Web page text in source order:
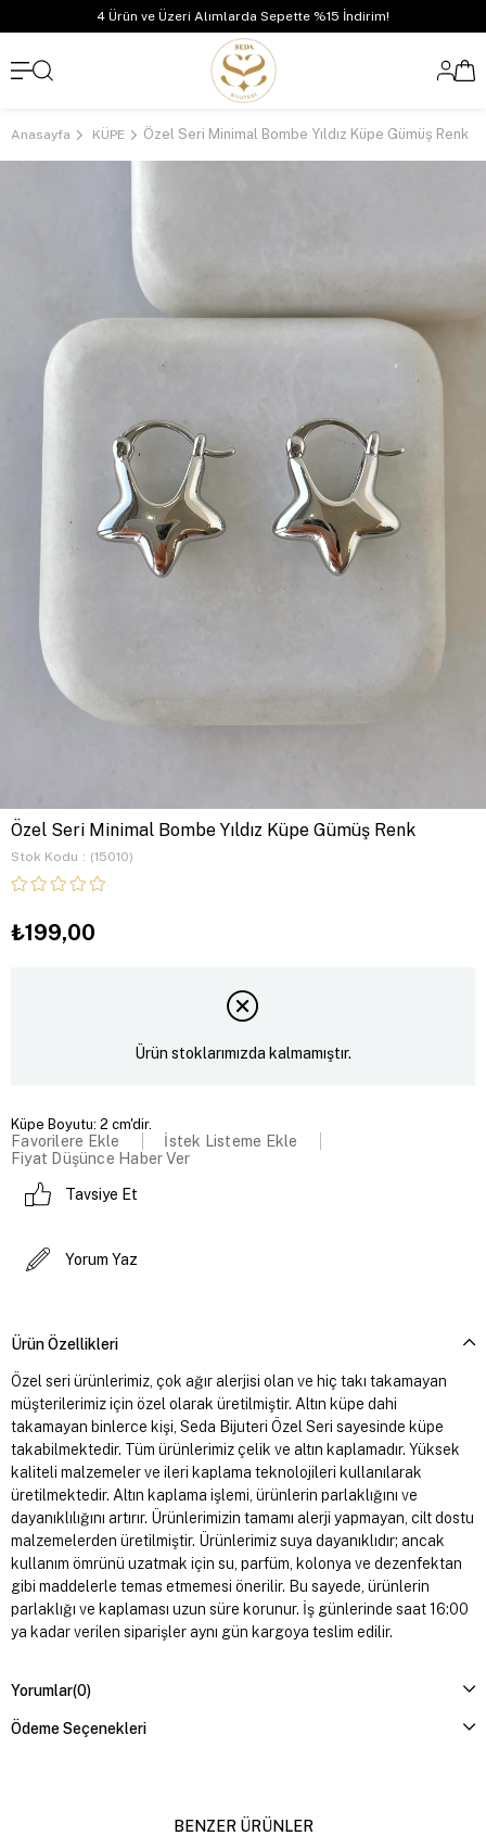
4 Ürün ve Üzeri Alımlarda Sepette %15 İndirim!
Anasayfa KÜPE Özel Seri Minimal Bombe Yıldız Küpe Gümüş Renk
Özel Seri Minimal Bombe Yıldız Küpe Gümüş Renk
Stok Kodu (15010)
₺199,00
Ürün stoklarımızda kalmamıştır.
Küpe Boyutu: 2 cm'dir.
Favorilere Ekle
İstek Listeme Ekle
Fiyat Düşünce Haber Ver
Tavsiye Et
Yorum Yaz
Ürün Özellikleri
Özel seri ürünlerimiz, çok ağır alerjisi olan ve hiç takı takamayan
müşterilerimiz için özel olarak üretilmiştir. Altın küpe dahi
takamayan binlerce kişi, Seda Bijuteri Özel Seri sayesinde küpe
takabilmektedir. Tüm ürünlerimiz çelik ve altın kaplamadır. Yüksek
kaliteli malzemeler ve ileri kaplama teknolojileri kullanılarak
üretilmektedir. Altın kaplama işlemi, ürünlerin parlaklığını ve
dayanıklılığını artırır. Ürünlerimizin tamamı alerji yapmayan, cilt dostu
malzemelerden üretilmiştir. Ürünlerimiz suya dayanıklıdır; ancak
kullanım ömrünü uzatmak için su, parfüm, kolonya ve dezenfektan
gibi maddelerle temas etmemesi önerilir. Bu sayede, ürünlerin
parlaklığı ve kaplaması uzun süre korunur. İş günlerinde saat 16:00
ya kadar verilen siparişler aynı gün kargoya teslim edilir.
Yorumlar(0)
Ödeme Seçenekleri
BENZER ÜRÜNLER